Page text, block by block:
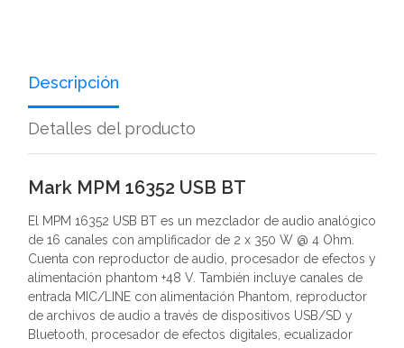
Descripción
Detalles del producto
Mark MPM 16352 USB BT
El MPM 16352 USB BT es un mezclador de audio analógico
de 16 canales con amplificador de 2 x 350 W @ 4 Ohm.
Cuenta con reproductor de audio, procesador de efectos y
alimentación phantom +48 V. También incluye canales de
entrada MIC/LINE con alimentación Phantom, reproductor
de archivos de audio a través de dispositivos USB/SD y
Bluetooth, procesador de efectos digitales, ecualizador